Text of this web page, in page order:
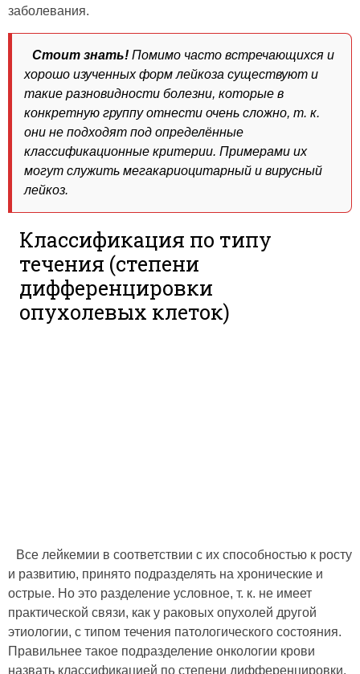
заболевания.
Стоит знать! Помимо часто встречающихся и
хорошо изученных форм лейкоза существуют и
такие разновидности болезни, которые в
конкретную группу отнести очень сложно, т. к.
они не подходят под определённые
классификационные критерии. Примерами их
могут служить мегакариоцитарный и вирусный
лейкоз.
Классификация по типу
течения (степени
дифференцировки
опухолевых клеток)
Все лейкемии в соответствии с их способностью к росту
и развитию, принято подразделять на хронические и
острые. Но это разделение условное, т. к. не имеет
практической связи, как у раковых опухолей другой
этиологии, с типом течения патологического состояния.
Правильнее такое подразделение онкологии крови
назвать классификацией по степени дифференцировки.